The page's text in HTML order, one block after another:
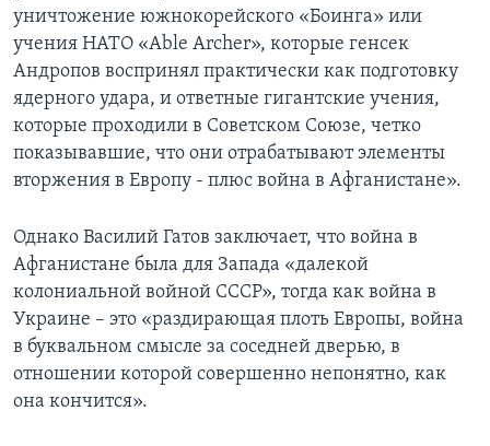
уничтожение южнокорейского «Боинга» или
учения НАТО «Able Archer», которые генсек
Андропов воспринял практически как подготовку
ядерного удара, и ответные гигантские учения,
которые проходили в Советском Союзе, четко
показывавшие, что они отрабатывают элементы
вторжения в Европу - плюс война в Афганистане».
Однако Василий Гатов заключает, что война в
Афганистане была для Запада «далекой
колониальной войной СССР», тогда как война в
Украине – это «раздирающая плоть Европы, война
в буквальном смысле за соседней дверью, в
отношении которой совершенно непонятно, как
она кончится».